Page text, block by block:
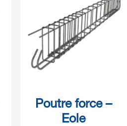
Poutre force –
Eole